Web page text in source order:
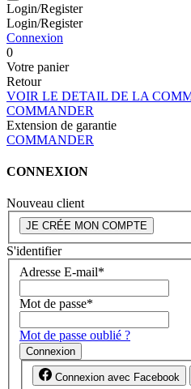
Login/Register
Login/Register
Connexion
0
Votre panier
Retour
VOIR LE DETAIL DE LA
COMMANDER
Extension de garantie
COMMANDER
CONNEXION
Nouveau client
JE CRÉE MON COMPTE
S'identifier
Adresse E-mail*
Mot de passe*
Mot de passe oublié ?
Connexion
Connexion avec Facebook